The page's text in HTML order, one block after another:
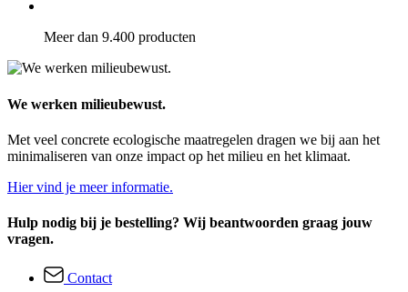
Meer dan 9.400 producten
We werken milieubewust.
Met veel concrete ecologische maatregelen dragen we bij aan het
minimaliseren van onze impact op het milieu en het klimaat.
Hier vind je meer informatie.
Hulp nodig bij je bestelling? Wij beantwoorden graag jouw
vragen.
Contact